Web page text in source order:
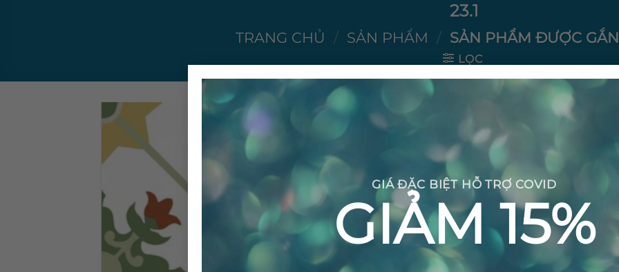
GIÁ ĐẶC BIỆT HỖ TRỢ COVID
GIẢM 15%
23.1
TRANG CHỦ / SẢN PHẨM / SẢN PHẨM ĐƯỢC GẮN
LỌC